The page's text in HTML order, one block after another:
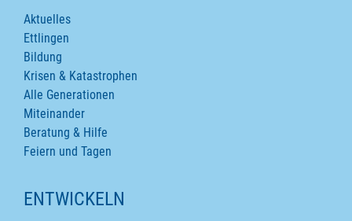
Aktuelles
Ettlingen
Bildung
Krisen & Katastrophen
Alle Generationen
Miteinander
Beratung & Hilfe
Feiern und Tagen
ENTWICKELN